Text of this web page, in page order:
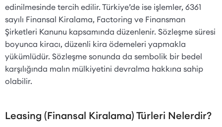
edinilmesinde tercih edilir. Türkiye’de ise işlemler, 6361
sayılı Finansal Kiralama, Factoring ve Finansman
Şirketleri Kanunu kapsamında düzenlenir. Sözleşme süresi
boyunca kiracı, düzenli kira ödemeleri yapmakla
yükümlüdür. Sözleşme sonunda da sembolik bir bedel
karşılığında malın mülkiyetini devralma hakkına sahip
olabilir.
Leasing (Finansal Kiralama) Türleri Nelerdir?